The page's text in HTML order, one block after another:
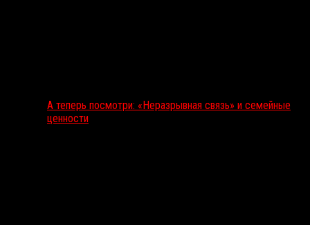
А теперь посмотри: «Неразрывная связь» и семейные
ценности